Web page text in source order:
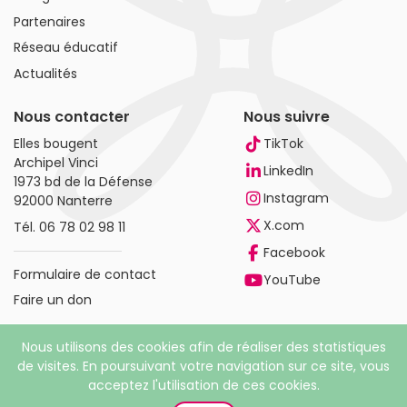
Partenaires
Réseau éducatif
Actualités
Nous contacter
Elles bougent
Archipel Vinci
1973 bd de la Défense
92000 Nanterre
Tél. 06 78 02 98 11
Formulaire de contact
Faire un don
Nous suivre
TikTok
LinkedIn
Instagram
X.com
Facebook
YouTube
© 2026 Elles bougent. Tous droits réservés |Mentions
Nous utilisons des cookies afin de réaliser des statistiques
de visites. En poursuivant votre navigation sur ce site, vous
acceptez l'utilisation de ces cookies.